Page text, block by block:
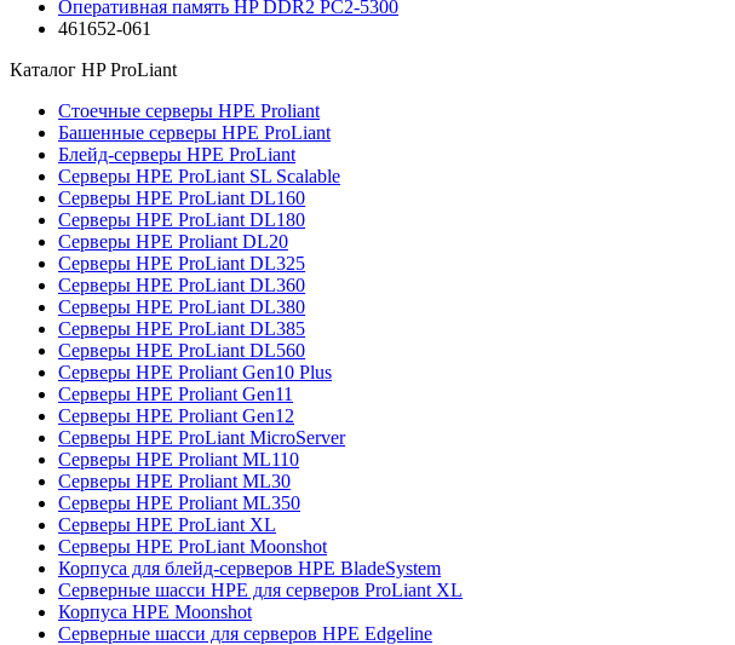
Оперативная память HP DDR2 PC2-5300
461652-061
Каталог HP ProLiant
Стоечные серверы HPE Proliant
Башенные серверы HPE ProLiant
Блейд-серверы HPE ProLiant
Серверы HPE ProLiant SL Scalable
Серверы HPE ProLiant DL160
Серверы HPE ProLiant DL180
Серверы HPE Proliant DL20
Серверы HPE ProLiant DL325
Серверы HPE ProLiant DL360
Серверы HPE ProLiant DL380
Серверы HPE ProLiant DL385
Серверы HPE ProLiant DL560
Серверы HPE Proliant Gen10 Plus
Серверы HPE Proliant Gen11
Серверы HPE Proliant Gen12
Серверы HPE ProLiant MicroServer
Серверы HPE Proliant ML110
Серверы HPE Proliant ML30
Серверы HPE Proliant ML350
Серверы HPE ProLiant XL
Серверы HPE ProLiant Moonshot
Корпуса для блейд-серверов HPE BladeSystem
Серверные шасси HPE для серверов ProLiant XL
Корпуса HPE Moonshot
Серверные шасси для серверов HPE Edgeline